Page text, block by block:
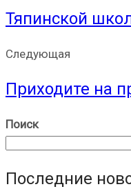
Тяпинской
Следующая
Приходите на
Поиск
Последние